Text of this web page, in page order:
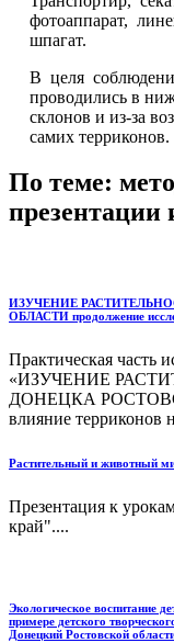
фотоаппарат,
шпагат.
В целя
проводились в
склонов и из-за
самих терриконов.
По теме:
презентации
ИЗУЧЕНИЕ
ОБЛАСТИ продолжение
Практическая часть
«ИЗУЧЕНИЕ
ДОНЕЦКА
влияние
Растительный и животный
Презентация к
край"....
Экологическое воспитание
примере детского
Донецкий Ростовской